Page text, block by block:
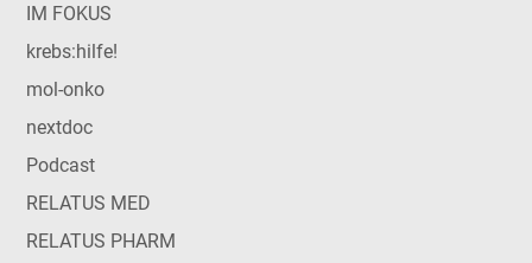
IM FOKUS
krebs:hilfe!
mol-onko
nextdoc
Podcast
RELATUS MED
RELATUS PHARM